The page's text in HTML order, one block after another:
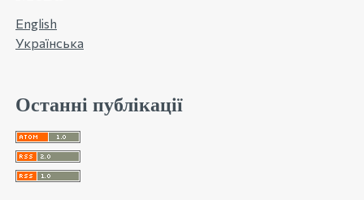
English
Українська
Останні публікації